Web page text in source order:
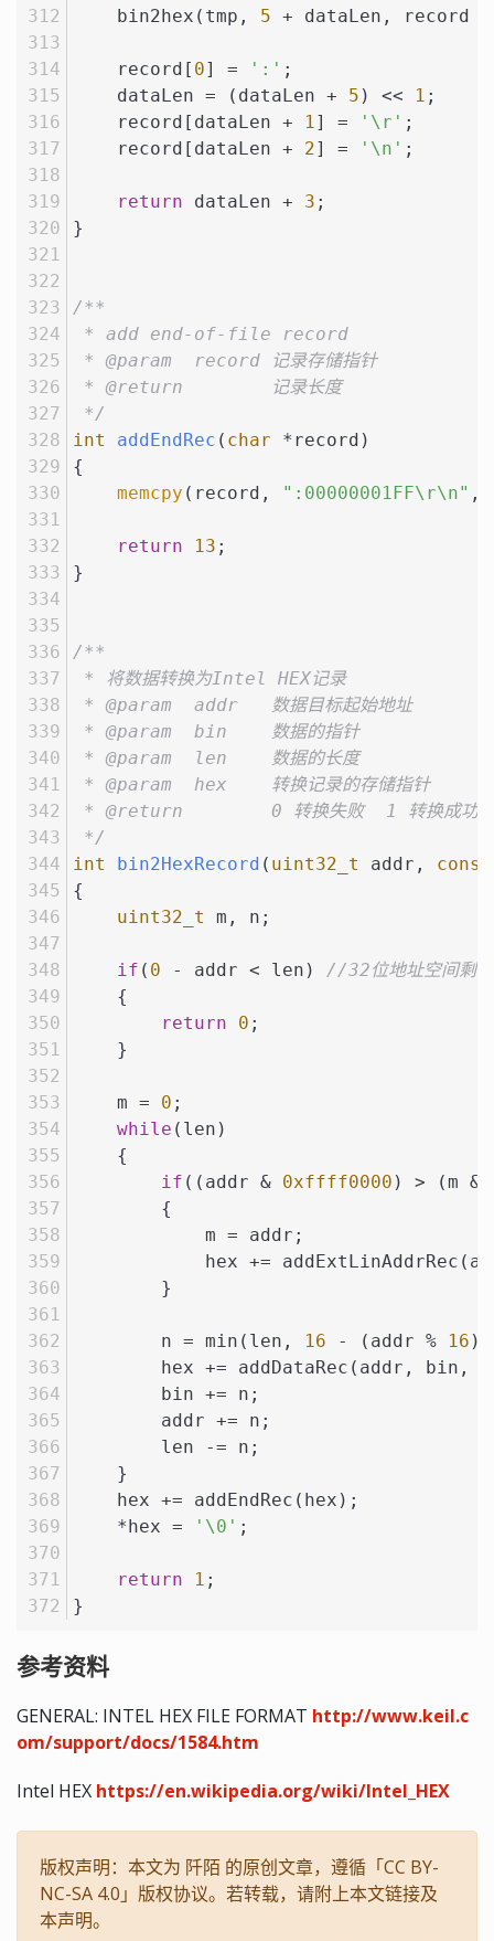
    bin2hex(tmp,
5 + dataLen, record
    record[
0] = ':' ;
    dataLen = (dataLen +
5 ) << 1 ;
    record[dataLen +
1] = '\r' ;
    record[dataLen +
2] = '\n' ;
return dataLen + 3 ;
}
/**
* add end-of-file record
* @param  record 记录存储指针
* @return        记录长度
*/
int
addEndRec ( char *record)
{
memcpy (record, ":00000001FF\r\n" ,
return 13 ;
}
/**
* 将数据转换为Intel HEX记录
* @param  addr   数据目标起始地址
* @param  bin    数据的指针
* @param  len    数据的长度
* @param  hex    转换记录的存储指针
* @return        0 转换失败  1 转换成功
*/
int
bin2HexRecord ( uint32_t addr, const
{
uint32_t
m, n;
if ( 0 - addr < len) //32位地址空间剩
    {
return
0 ;
    }
    m =
0 ;
while (len)
    {
if ((addr & 0xffff0000 ) > (m &
        {
            m = addr;
hex +=
        }
        n = min(len,
16 - (addr % 16
hex += addDataRec(addr, bin,
        bin += n;
        addr += n;
        len -= n;
    }
    hex += addEndRec(hex);
    *hex =
'\0' ;
return 1 ;
}
参考资料
GENERAL: INTEL HEX FILE FORMAT http://www.keil.c
om/support/docs/1584.htm
Intel HEX https://en.wikipedia.org/wiki/Intel_HEX
版权声明：本文为 阡陌 的原创文章，遵循「CC BY-
NC-SA 4.0」版权协议。若转载，请附上本文链接及
本声明。